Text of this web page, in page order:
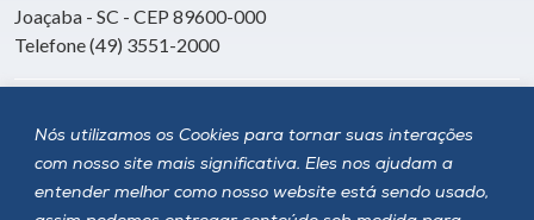
Nós utilizamos os Cookies para tornar suas interações
com nosso site mais significativa. Eles nos ajudam a
entender melhor como nosso website está sendo usado,
Joaçaba - SC - CEP 89600-000
Telefone (49) 3551-2000
Siga a Unoesc